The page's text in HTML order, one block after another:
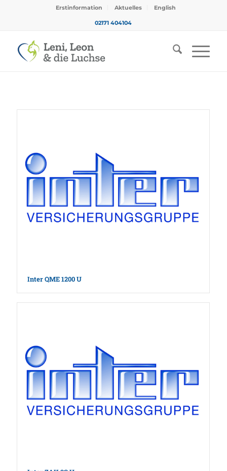
Erstinformation Aktuelles English
02171 404104
Inter QME 1200 U